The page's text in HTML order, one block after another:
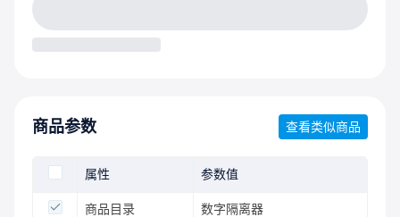
商品参数 查看类似商品
属性 参数值
商品目录 数字隔离器